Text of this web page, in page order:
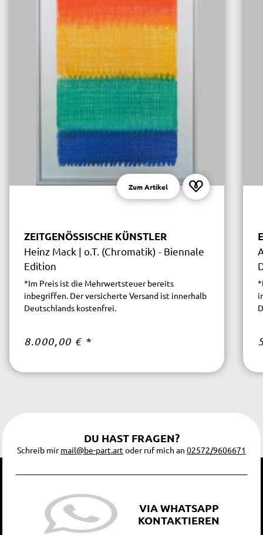
Zum Artikel
ZEITGENÖSSISCHE KÜNSTLER
Heinz Mack | o.T. (Chromatik) - Biennale
Edition
*Im Preis ist die Mehrwertsteuer bereits
inbegriffen. Der versicherte Versand ist innerhalb
Deutschlands kostenfrei.
8.000,00 € *
DU HAST FRAGEN?
Schreib mirmail@be-part.artoder ruf mich an 02572/9606671
VIA WHATSAPP
KONTAKTIEREN